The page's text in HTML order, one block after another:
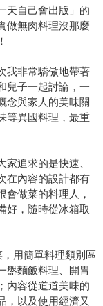
天自己會出版」的
做無肉料理沒那麼
我非常驕傲地帶著
兒子一起討論，一
念與家人的美味關
等異國料理，最重
追求的是快速、
在內容的設計都有
會做菜的料理人，
好，隨時從冰箱取
，用簡單料理類別區
盤麵飯料理、開胃
內容從道道美味的
，以及使用經濟又